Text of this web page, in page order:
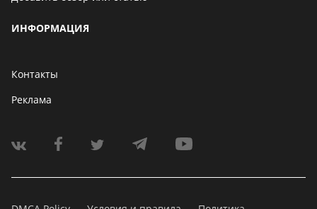
ИНФОРМАЦИЯ
Контакты
Реклама